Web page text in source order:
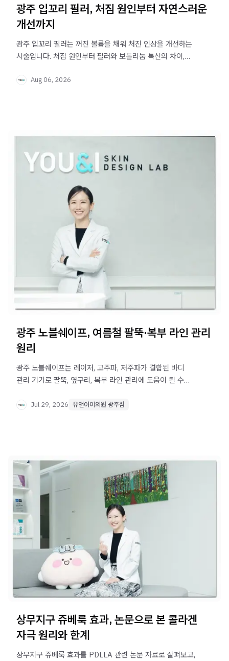
광주 입꼬리 필러, 처짐 원인부터 자연스러운
개선까지
광주 입꼬리 필러는 꺼진 볼륨을 채워 처진 인상을 개선하는
시술입니다. 처짐 원인부터 필러와 보톨리눔 톡신의 차이,
Aug 06, 2026
광주 노블쉐이프, 여름철 팔뚝·복부 라인 관리
원리
광주 노블쉐이프는 레이저, 고주파, 저주파가 결합된 바디
관리 기기로 팔뚝, 옆구리, 복부 라인 관리에 도움이 될 수
Jul 29, 2026 유앤아이의원 광주점
상무지구 쥬베룩 효과, 논문으로 본 콜라겐
자극 원리와 한계
상무지구 쥬베룩 효과를 PDLLA 관련 논문 자료로 살펴보고,